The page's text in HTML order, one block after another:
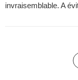
invraisemblable. A